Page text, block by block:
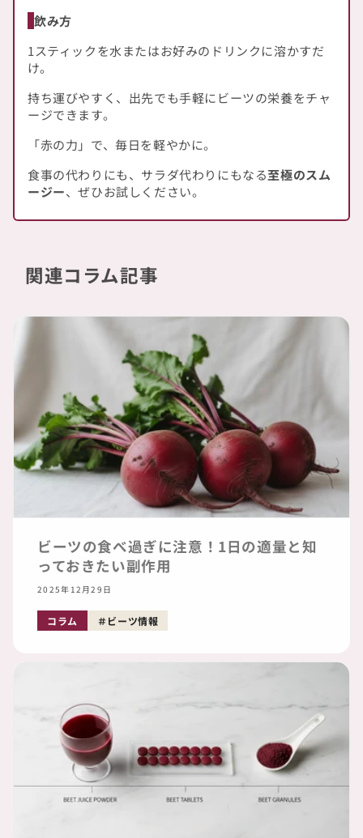
飲み方
1スティックを水またはお好みのドリンクに溶かすだ
け。
持ち運びやすく、出先でも手軽にビーツの栄養をチャ
ージできます。
「赤の力」で、毎日を軽やかに。
食事の代わりにも、サラダ代わりにもなる至極のスム
ージー、ぜひお試しください。
関連コラム記事
ビーツの食べ過ぎに注意！1日の適量と知
っておきたい副作用
2025年12月29日
コラム ビーツ情報